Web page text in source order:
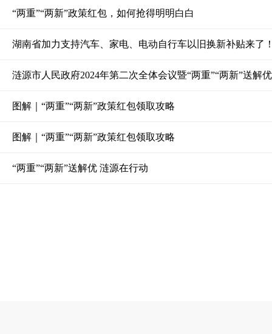
“两重”“两新”政策红包，如何抢得明明白白
湖南省加力支持汽车、家电、电动自行车以旧换新补贴来了
涟源市人民政府2024年第二次全体会议暨“两重”“两新”送解
图解｜“两重”“两新”政策红包领取攻略
图解｜“两重”“两新”政策红包领取攻略
“两重”“两新”送解优 涟源在行动